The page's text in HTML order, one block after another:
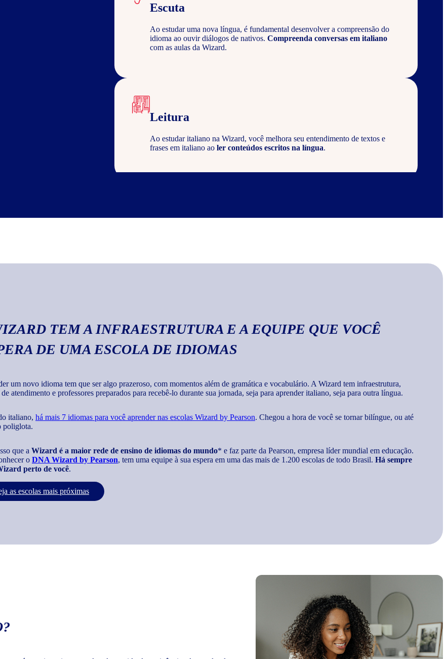
Escuta
Ao estudar uma nova língua, é fundamental desenvolver a compreensão do
idioma ao ouvir diálogos de nativos. Compreenda conversas em italiano
com as aulas da Wizard.
Leitura
Ao estudar italiano na Wizard, você melhora seu entendimento de textos e
frases em italiano ao ler conteúdos escritos na língua.
Escrita
TEM A INFRAESTRUTURA E A EQUIPE QUE VOCÊ
DE UMA ESCOLA DE IDIOMAS
um novo idioma tem que ser algo prazeroso, com momentos além de gramática e vocabulário. A Wizard tem infraestrutura,
atendimento e professores preparados para recebê-lo durante sua jornada, seja para aprender italiano, seja para outra língua.
italiano, há mais 7 idiomas para você aprender nas escolas Wizard by Pearson. Chegou a hora de você se tornar bilíngue, ou até
poliglota.
que a Wizard é a maior rede de ensino de idiomas do mundo* e faz parte da Pearson, empresa líder mundial em educação.
o DNA Wizard by Pearson, tem uma equipe à sua espera em uma das mais de 1.200 escolas de todo Brasil. Há sempre
perto de você.
as escolas mais próximas